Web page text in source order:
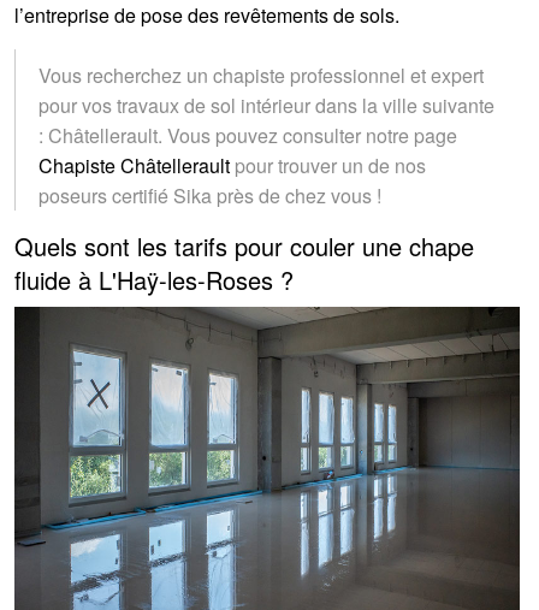
l’entreprise de pose des revêtements de sols.
Vous recherchez un chapiste professionnel et expert
pour vos travaux de sol intérieur dans la ville suivante
: Châtellerault. Vous pouvez consulter notre page
Chapiste Châtellerault pour trouver un de nos
poseurs certifié Sika près de chez vous !
Quels sont les tarifs pour couler une chape
fluide à L'Haÿ-les-Roses ?